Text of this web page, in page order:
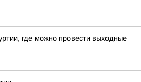
где можно провести выходные